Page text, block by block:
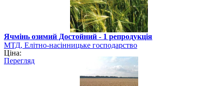
Ячмінь озимий Достойний - 1 репродукція
МТД, Елітно-насінницьке господарство
Ціна:
Перегляд